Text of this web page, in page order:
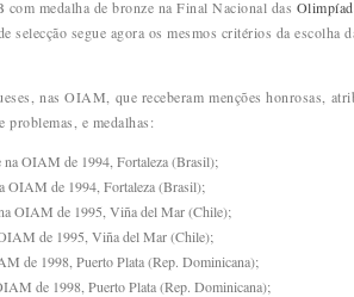
medalha de bronze na Final Nacional das
selecção segue agora os mesmos critérios da escolha
nas OIAM, que receberam menções honrosas,
problemas, e medalhas:
na OIAM de 1994, Fortaleza (Brasil);
OIAM de 1994, Fortaleza (Brasil);
OIAM de 1995, Viña del Mar (Chile);
de 1995, Viña del Mar (Chile);
de 1998, Puerto Plata (Rep. Dominicana);
de 1998, Puerto Plata (Rep. Dominicana);